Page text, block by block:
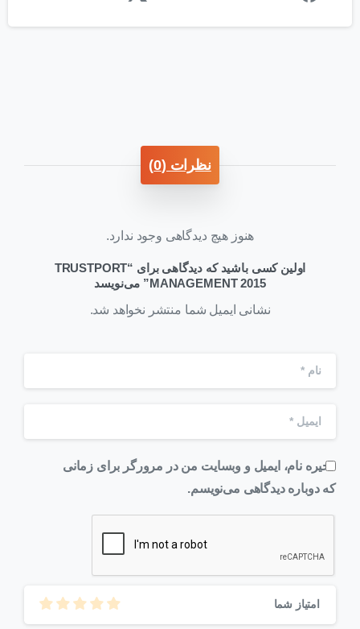
نظرات (0)
هنوز هیچ دیدگاهی وجود ندارد.
اولین کسی باشید که دیدگاهی برای “TRUSTPORT
MANAGEMENT 2015” می‌نویسد
نشانی ایمیل شما منتشر نخواهد شد.
ذخیره نام، ایمیل و وبسایت من در مرورگر برای زمانی
که دوباره دیدگاهی می‌نویسم.
امتیاز شما